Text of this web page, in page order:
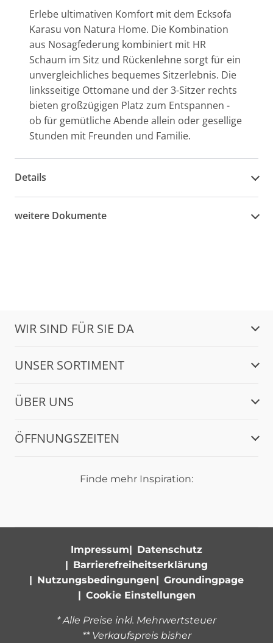
Erlebe ultimativen Komfort mit dem Ecksofa
Karasu von Natura Home. Die Kombination
aus Nosagfederung kombiniert mit HR
Schaum im Sitz und Rückenlehne sorgt für ein
unvergleichliches bequemes Sitzerlebnis. Die
linksseitige Ottomane und der 3-Sitzer rechts
bieten großzügigen Platz zum Entspannen -
ob für gemütliche Abende allein oder gesellige
Stunden mit Freunden und Familie.
Details
weitere Dokumente
WIR SIND FÜR SIE DA
UNSER SORTIMENT
ÜBER UNS
ÖFFNUNGSZEITEN
Finde mehr Inspiration:
Impressum
Datenschutz
Barrierefreiheitserklärung
Nutzungsbedingungen
Groundingpage
Cookie Einstellungen
* Alle Preise inkl. Mehrwertsteuer
** Verkaufspreis bisher